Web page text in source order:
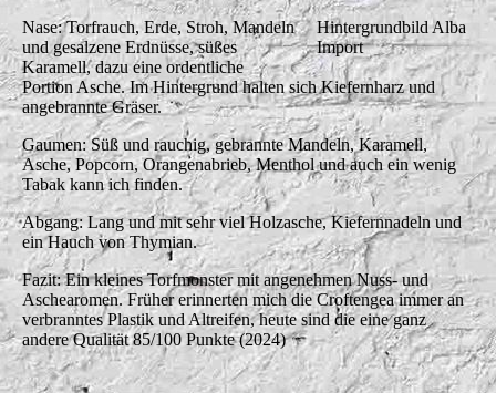
Hintergrundbild Alba
Import
Nase: Torfrauch, Erde, Stroh, Mandeln
und gesalzene Erdnüsse, süßes
Karamell, dazu eine ordentliche
Portion Asche. Im Hintergrund halten sich Kiefernharz und
angebrannte Gräser.
Gaumen: Süß und rauchig, gebrannte Mandeln, Karamell,
Asche, Popcorn, Orangenabrieb, Menthol und auch ein wenig
Tabak kann ich finden.
Abgang: Lang und mit sehr viel Holzasche, Kiefernnadeln und
ein Hauch von Thymian.
Fazit: Ein kleines Torfmonster mit angenehmen Nuss- und
Aschearomen. Früher erinnerten mich die Croftengea immer an
verbranntes Plastik und Altreifen, heute sind die eine ganz
andere Qualität 85/100 Punkte (2024)